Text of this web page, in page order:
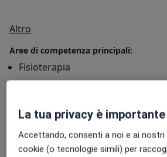
Altro
Aree di competenza principali:
Fisioterapia
Brachialgia
Disturbi del
Presso questo indirizzo visito
La tua privacy è importante
Accettando, consenti a noi e ai nostri
cookie (o tecnologie simili) per